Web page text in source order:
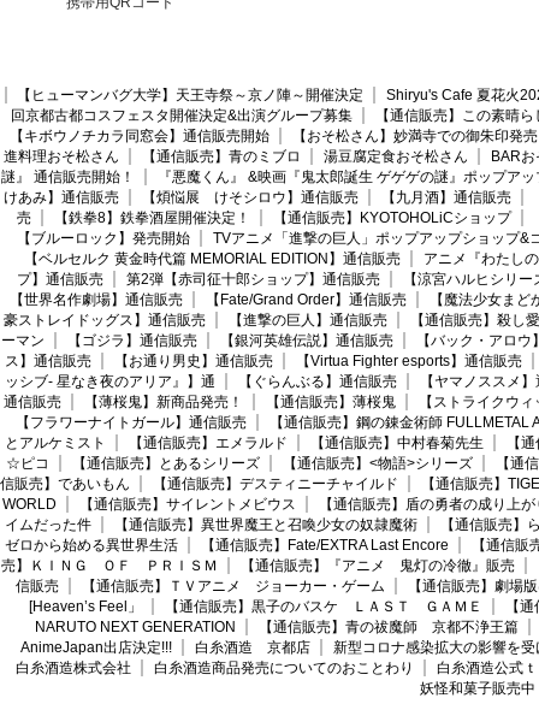
【ヒューマンバグ大学】天王寺祭～京ノ陣～開催決定
Shiryu's Cafe 夏花火
回京都古都コスフェスタ開催決定&出演グループ募集
【通信販売】この素晴
【キボウノチカラ同窓会】通信販売開始
【おそ松さん】妙満寺での御朱印発売
進料理おそ松さん
【通信販売】青のミブロ 湯豆腐定食おそ松さん
BAR
謎』 通信販売開始！
『悪魔くん』 &映画『鬼太郎誕生 ゲゲゲの謎』ポップア
けあみ】通信販売
【煩悩展 けそシロウ】通信販売 【九月酒】通信販売
売
【鉄拳8】鉄拳酒屋開催決定！ 【通信販売】KYOTOHOLiCショップ
【ブルーロック】発売開始
TVアニメ「進撃の巨人」ポップアップショップ&
【ベルセルク 黄金時代篇 MEMORIAL EDITION】通信販売
アニメ『わたし
プ】通信販売
第2弾【赤司征十郎ショップ】通信販売
【涼宮ハルヒシリ
【世界名作劇場】通信販売
【Fate/Grand Order】通信販売
【魔法少女ま
豪ストレイドッグス】通信販売
【進撃の巨人】通信販売
【通信販売】殺し愛
ーマン
【ゴジラ】通信販売 【銀河英雄伝説】通信販売
【バック・アロウ
ス】通信販売
【お通り男史】通信販売
【Virtua Fighter esports】通信販売
ッシブ- 星なき夜のアリア』】通
【ぐらんぶる】通信販売
【ヤマノススメ
通信販売
【薄桜鬼】新商品発売！ 【通信販売】薄桜鬼
【ストライクウ
【フラワーナイトガール】通信販売
【通信販売】鋼の錬金術師 FULLMETAL
とアルケミスト
【通信販売】エメラルド 【通信販売】中村春菊先生
【
☆ピコ
【通信販売】とあるシリーズ 【通信販売】<物語>シリーズ
【通
信販売】であいもん
【通信販売】デスティニーチャイルド
【通信販売】
WORLD
【通信販売】サイレントメビウス
【通信販売】盾の勇者の成り上が
イムだった件
【通信販売】異世界魔王と召喚少女の奴隷魔術
【通信販売】
ゼロから始める異世界生活
【通信販売】Fate/EXTRA Last Encore
【通信
売】ＫＩＮＧ ＯＦ ＰＲＩＳＭ
【通信販売】『アニメ 鬼灯の冷徹』販売
信販売
【通信販売】ＴＶアニメ ジョーカー・ゲーム
【通信販売】劇場
[Heaven’s Feel」
【通信販売】黒子のバスケ ＬＡＳＴ ＧＡＭＥ
【
NARUTO NEXT GENERATION
【通信販売】青の祓魔師 京都不浄王篇
AnimeJapan出店決定!!!
白糸酒造 京都店
新型コロナ感染拡大の影響を
白糸酒造株式会社
白糸酒造商品発売についてのおことわり
白糸酒造公式
妖怪和菓子販売中